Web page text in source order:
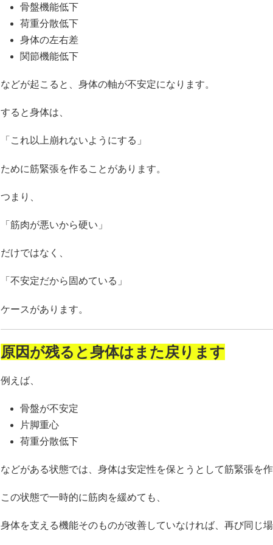
骨盤機能低下
荷重分散低下
身体の左右差
関節機能低下
などが起こると、身体の軸が不安定になります。
すると身体は、
「これ以上崩れないようにする」
ために筋緊張を作ることがあります。
つまり、
「筋肉が悪いから硬い」
だけではなく、
「不安定だから固めている」
ケースがあります。
原因が残ると身体はまた戻ります
例えば、
骨盤が不安定
片脚重心
荷重分散低下
などがある状態では、身体は安定性を保とうとして筋緊張を
この状態で一時的に筋肉を緩めても、
身体を支える機能そのものが改善していなければ、再び同じ